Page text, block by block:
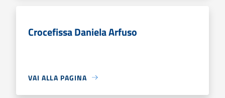
Crocefissa Daniela Arfuso
VAI ALLA PAGINA